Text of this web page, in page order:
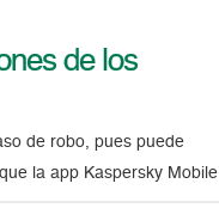
de los
de robo, pues puede
la app Kaspersky Mobile